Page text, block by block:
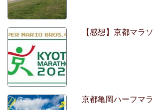
【感想】京都マラ
京都亀岡ハーフマ